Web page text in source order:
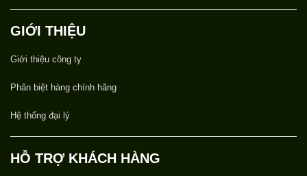
GIỚI THIỆU
Giới thiệu công ty
Phân biệt hàng chính hãng
Hệ thống đại lý
HỖ TRỢ KHÁCH HÀNG